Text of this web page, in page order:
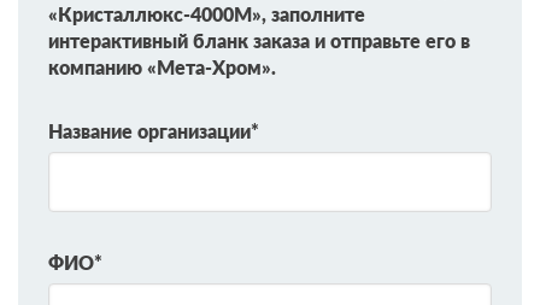
«Кристаллюкс-4000М», заполните
интерактивный бланк заказа и отправьте его в
компанию «Мета-Хром».
Название организации*
ФИО*